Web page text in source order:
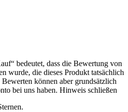
bedeutet, dass die Bewertung von
wurde, die dieses Produkt tatsächlich
können aber grundsätzlich
bei uns haben. Hinweis schließen